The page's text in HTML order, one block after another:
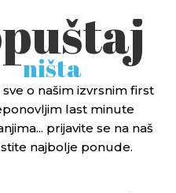
ništa
o našim izvrsnim first
last minute
prijavite se na naš
najbolje ponude.